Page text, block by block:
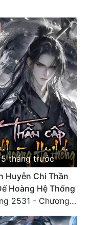
5 tháng trước
Huyễn Chi Thần
Hoàng Hệ Thống
Chương 2531 - Chương cuối